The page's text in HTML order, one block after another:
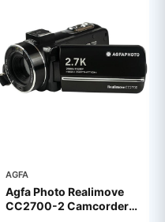
AGFA
Agfa Photo Realimove
CC2700-2 Camcorder